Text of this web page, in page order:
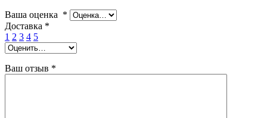
Ваша оценка *
Доставка *
1 2 3 4 5
Ваш отзыв *